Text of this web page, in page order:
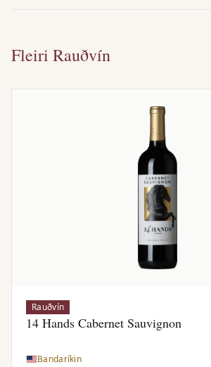
Fleiri Rauðvín
Rauðvín
14 Hands Cabernet Sauvignon
Bandaríkin